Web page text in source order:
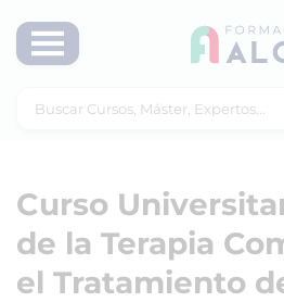
Curso
de la Terapia
el Tratamiento